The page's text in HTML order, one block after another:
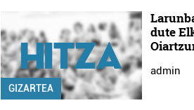
GIZARTEA
dute
admin